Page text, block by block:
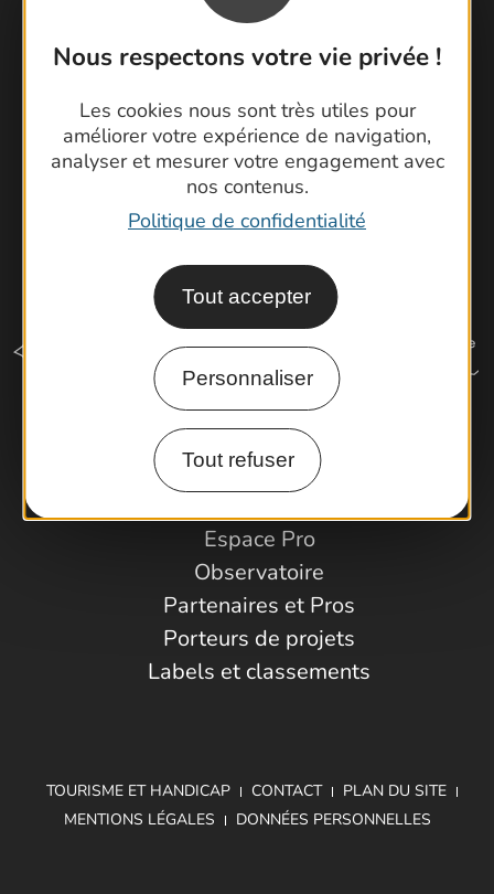
Nous respectons votre vie privée !
Les cookies nous sont très utiles pour
améliorer votre expérience de navigation,
analyser et mesurer votre engagement avec
nos contenus.
Politique de confidentialité
Tout accepter
Personnaliser
Tout refuser
Brochures
Cartoguides et Topoguides
Comment venir ?
Espace Pro
Observatoire
Partenaires et Pros
Porteurs de projets
Labels et classements
TOURISME ET HANDICAP CONTACT
PLAN DU SITE
MENTIONS LÉGALES
DONNÉES PERSONNELLES